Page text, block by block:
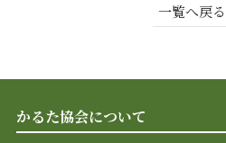
一覧へ戻る
かるた協会について